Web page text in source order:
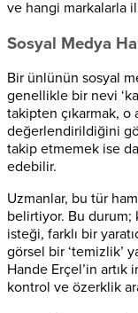
ve hangi markalarla
Sosyal Medya
Bir ünlünün sosyal
genellikle bir nevi
takipten çıkarmak,
değerlendirildiğini
takip etmemek ise
edebilir.
Uzmanlar, bu tür
belirtiyor. Bu
isteği, farklı bir
görsel bir ‘temizlik’
Hande Erçel’in artık
kontrol ve özerklik